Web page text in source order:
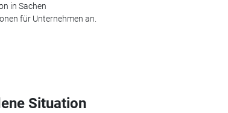
in Sachen
für Unternehmen an.
Situation